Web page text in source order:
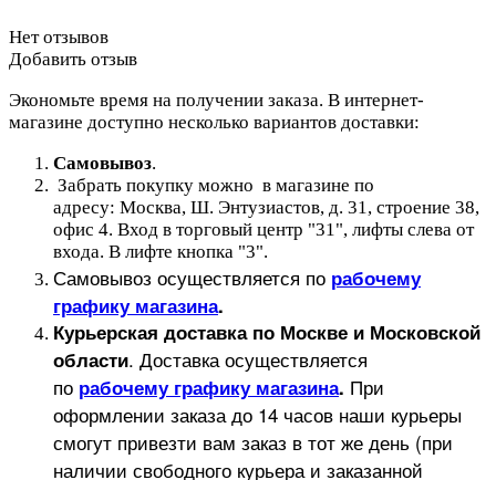
Нет отзывов
Добавить отзыв
Экономьте время на получении заказа. В интернет-
магазине доступно несколько вариантов доставки:
Самовывоз.
Забрать покупку можно в магазине по
адресу: Москва, Ш. Энтузиастов, д. 31, строение 38,
офис 4. Вход в торговый центр "31", лифты слева от
входа. В лифте кнопка "3".
Самовывоз осуществляется по рабочему
графику магазина.
Курьерская доставка по Москве и Московской
области. Доставка осуществляется
по рабочему графику магазина. При
оформлении заказа до 14 часов наши курьеры
смогут привезти вам заказ в тот же день (при
наличии свободного курьера и заказанной